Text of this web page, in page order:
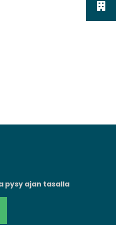
pysy ajan tasalla